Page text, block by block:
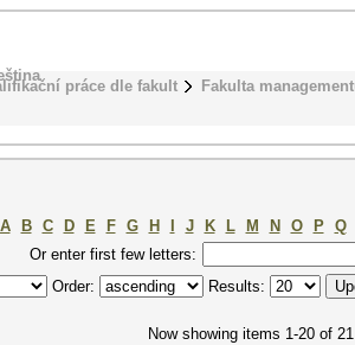
práce dle fakult
Fakulta
A B C D E F G H J K L M N O P
Q
Or enter first few letters:
Order: Results:
Now showing items 1-20 of 21